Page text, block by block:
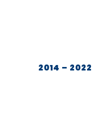
2014 – 2022